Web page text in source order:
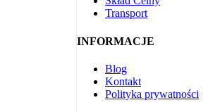
Transport
INFORMACJE
Blog
Kontakt
Polityka prywatności